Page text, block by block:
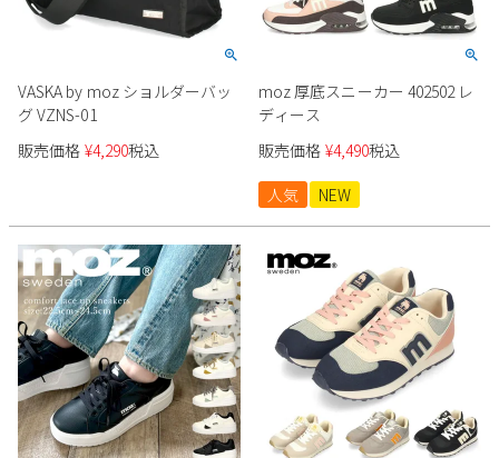
VASKA by moz ショルダーバッ
グ VZNS-01
販売価格 ¥4,290税込
moz 厚底スニーカー 402502 レ
ディース
販売価格 ¥4,490税込
人気
NEW